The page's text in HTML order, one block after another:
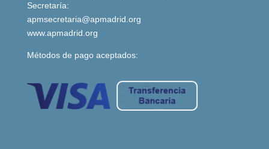
Secretaría:
apmsecretaria@apmadrid.org
www.apmadrid.org
Métodos de pago aceptados: